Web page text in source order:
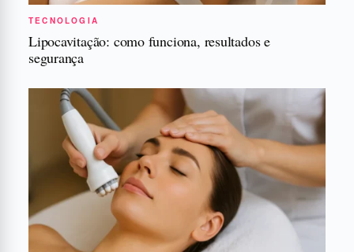
TECNOLOGIA
Lipocavitação: como funciona, resultados e
segurança